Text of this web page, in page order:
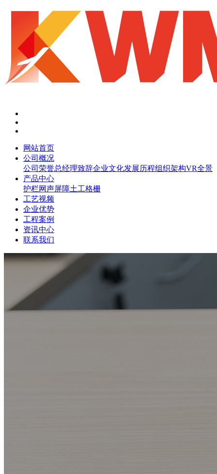
网站首页
公司概况
公司荣誉总经理致辞企业文化发展历程组织架构VR全景
产品中心
护栏网声屏障土工格栅
工艺视频
企业优势
工程案例
资讯中心
联系我们